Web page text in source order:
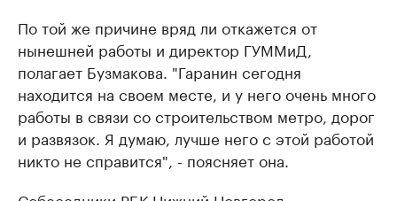
По той же причине вряд ли откажется от
нынешней работы и директор ГУММиД,
полагает Бузмакова. "Гаранин сегодня
находится на своем месте, и у него очень много
работы в связи со строительством метро, дорог
и развязок. Я думаю, лучше него с этой работой
никто не справится", - поясняет она.